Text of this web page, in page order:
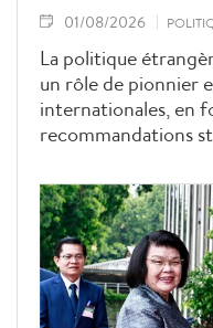
01/08/2026
La politique
un rôle de pionnier
internationales, en
recommandations
nationaux et de
nécessaires au
secrétaire général
Vietnam et
lors de l'ouverture
diplomatique.